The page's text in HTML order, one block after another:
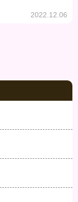
2022.12.06